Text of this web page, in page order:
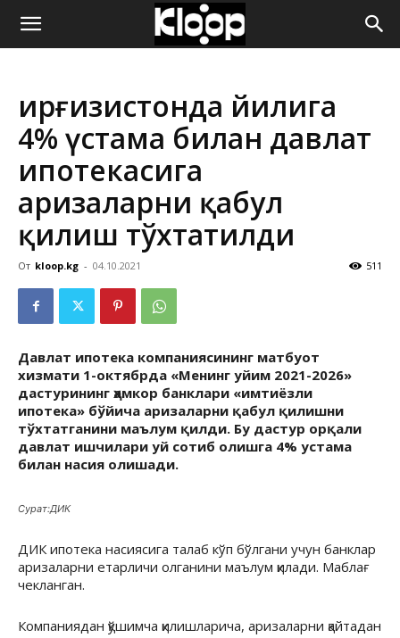
ҚИРҒИЗИСТОН
ЯНГИЛИКЛАРИ
Қирғизистонда йилига
4% үстама билан давлат
ипотекасига
аризаларни қабул
қилиш тўхтатилди
От kloop.kg - 04.10.2021 511
Давлат ипотека компаниясининг матбуот
хизмати 1-октябрда «Менинг уйим 2021-2026»
дастурининг ҳамкор банклари «имтиёзли
ипотека» бўйича аризаларни қабул қилишни
тўхтатганини маълум қилди. Бу дастур орқали
давлат ишчилари уй сотиб олишга 4% устама
билан насия олишади.
Сурат:ДИК
ДИК ипотека насиясига талаб кўп бўлгани учун банклар
аризаларни етарличи олганини маълум қилади. Маблағ
чекланган.
Компаниядан қўшимча қилишларича, аризаларни қайтадан